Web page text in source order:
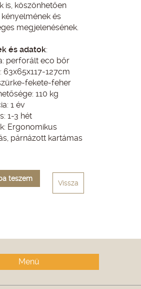
is, köszönhetően
és
megjelenésének.
és adatok:
perforált eco bőr
63x65x117-127cm
fekete-feher
110 kg
1 év
1-3 hét
Ergonomikus
párnázott kartámas
teszem
Vissza
Menü